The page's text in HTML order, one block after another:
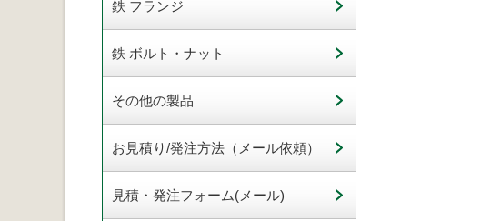
鉄 フランジ
鉄 ボルト・ナット
その他の製品
お見積り/発注方法（メール依頼）
見積・発注フォーム(メール)